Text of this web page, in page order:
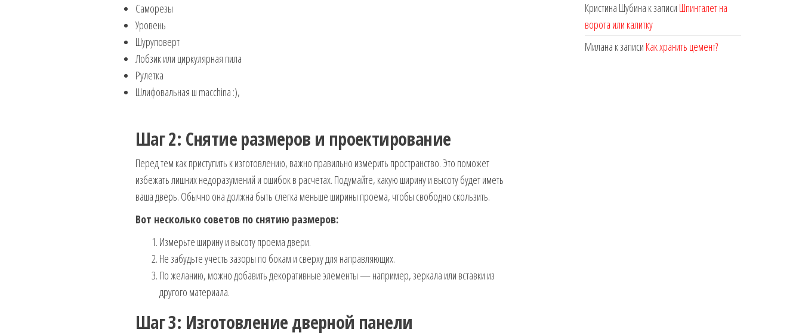
Саморезы
Уровень
Шуруповерт
Лобзик или циркулярная пила
Рулетка
Шлифовальная ш macchina :),
Шаг 2: Снятие размеров и проектирование
Перед тем как приступить к изготовлению, важно правильно измерить пространство. Это поможет
избежать лишних недоразумений и ошибок в расчетах. Подумайте, какую ширину и высоту будет иметь
ваша дверь. Обычно она должна быть слегка меньше ширины проема, чтобы свободно скользить.
Вот несколько советов по снятию размеров:
Измерьте ширину и высоту проема двери.
Не забудьте учесть зазоры по бокам и сверху для направляющих.
По желанию, можно добавить декоративные элементы — например, зеркала или вставки из
другого материала.
Шаг 3: Изготовление дверной панели
Кристина Шубина к записи Шпингалет на
ворота или калитку
Милана к записи Как хранить цемент?